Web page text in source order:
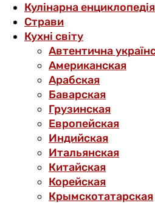
Кулінарна енциклопедія
Страви
Кухні світу
Автентична
Американская
Арабская
Баварская
Грузинская
Европейская
Индийская
Итальянская
Китайская
Корейская
Крымскотатарская